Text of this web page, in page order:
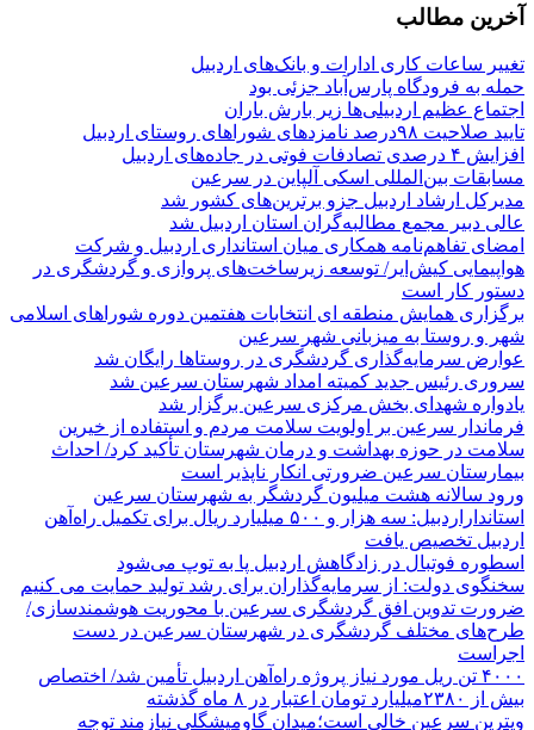
آخرین مطالب
تغییر ساعات کاری ادارات و بانک‌های اردبیل
حمله به فرودگاه پارس‌‌آباد جزئی بود
اجتماع عظیم اردبیلی‌ها زیر بارش باران
تایید صلاحیت ۹۸درصد نامزدهای شوراهای روستای اردبیل
افزایش ۴ درصدی تصادفات فوتی در جاده‌های اردبیل
مسابقات بین‌المللی اسکی آلپاین در سرعین
مدیرکل ارشاد اردبیل جزو برترین‌های کشور شد
عالی دبیر مجمع مطالبه‌گران استان اردبیل شد
امضای تفاهم‌نامه همکاری میان استانداری اردبیل و شرکت
هواپیمایی کیش‌ایر/ توسعه زیرساخت‌های پروازی و گردشگری در
دستور کار است
برگزاری همایش منطقه ای انتخابات هفتمین دوره شوراهای اسلامی
شهر و روستا به میزبانی شهر سرعین
عوارض سرمایه‌گذاری گردشگری در روستاها رایگان شد
سروری رئیس جدید کمیته امداد شهرستان سرعین شد
یادواره شهدای بخش مرکزی سرعین برگزار شد
فرماندار سرعین بر اولویت سلامت مردم و استفاده از خیرین
سلامت در حوزه بهداشت و درمان شهرستان تأکید کرد/ احداث
بیمارستان سرعین ضرورتی انکار ناپذیر است
ورود سالانه هشت میلیون گردشگر به شهرستان سرعین
استانداراردبیل: سه هزار و ۵۰۰ میلیارد ریال برای تکمیل راه‌آهن
اردبیل تخصیص یافت
اسطوره فوتبال در زادگاهش اردبیل پا به توپ می‌شود
سخنگوی دولت: از سرمایه‌گذاران برای رشد تولید حمایت می کنیم
ضرورت تدوین افق گردشگری سرعین با محوریت هوشمندسازی/
طرح‌های مختلف گردشگری در شهرستان سرعین در دست
اجراست
۴۰۰۰ تن ریل مورد نیاز پروژه راه‌آهن اردبیل تأمین شد/ اختصاص
بیش از ۲۳۸۰میلیارد تومان اعتبار در ۸ ماه گذشته
ویترین سرعین خالی است؛میدان گاومیشگلی نیازمند توجه